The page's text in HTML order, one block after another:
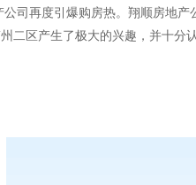
司再度引爆购房热。翔顺房地
区产生了极大的兴趣，并十分